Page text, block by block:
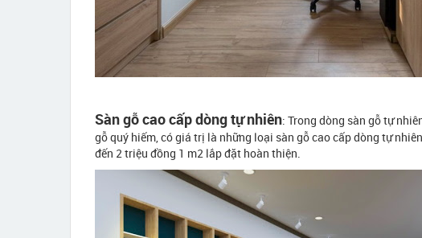
Sàn gỗ cao cấp dòng tự nhiên: Trong dòng sàn gỗ tự
gỗ quý hiếm, có giá trị là những loại sàn gỗ cao cấp dòng tự
đến 2 triệu đồng 1 m2 lắp đặt hoàn thiện.